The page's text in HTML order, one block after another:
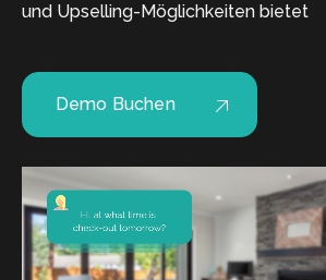
und Upselling-Möglichkeiten bietet
Demo Buchen